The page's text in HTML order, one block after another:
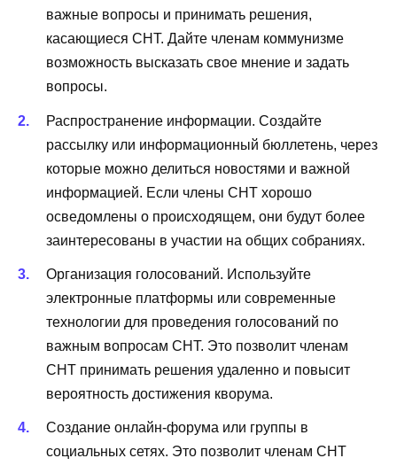
важные вопросы и принимать решения,
касающиеся СНТ. Дайте членам коммунизме
возможность высказать свое мнение и задать
вопросы.
Распространение информации. Создайте
рассылку или информационный бюллетень, через
которые можно делиться новостями и важной
информацией. Если члены СНТ хорошо
осведомлены о происходящем, они будут более
заинтересованы в участии на общих собраниях.
Организация голосований. Используйте
электронные платформы или современные
технологии для проведения голосований по
важным вопросам СНТ. Это позволит членам
СНТ принимать решения удаленно и повысит
вероятность достижения кворума.
Создание онлайн-форума или группы в
социальных сетях. Это позволит членам СНТ